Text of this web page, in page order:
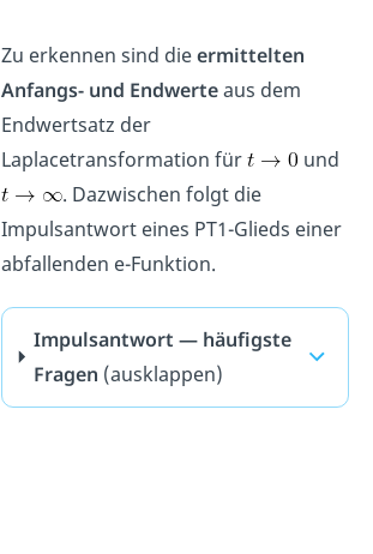
Zu erkennen sind dieermittelten
Anfangs- und Endwerteaus dem
Endwertsatz der
Laplacetransformation für
und
. Dazwischen folgt die
Impulsantwort eines PT1-Glieds einer
abfallenden e-Funktion.
Impulsantwort — häufigste
Fragen (ausklappen)